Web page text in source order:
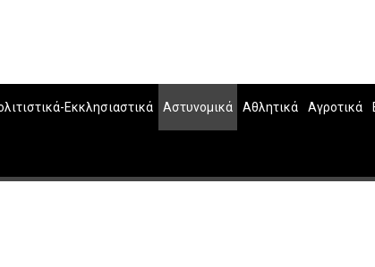
Εκκλησιαστικά Αστυνομικά Αθλητικά Αγροτικά